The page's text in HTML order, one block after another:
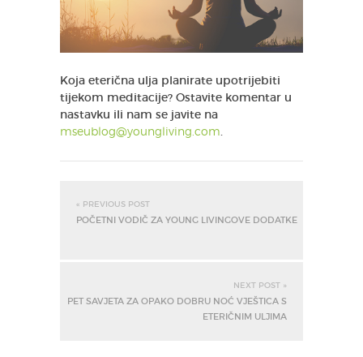
Koja eterična ulja planirate upotrijebiti
tijekom meditacije? Ostavite komentar u
nastavku ili nam se javite na
mseublog@youngliving.com.
« PREVIOUS POST
POČETNI VODIČ ZA YOUNG LIVINGOVE DODATKE
NEXT POST »
PET SAVJETA ZA OPAKO DOBRU NOĆ VJEŠTICA S
ETERIČNIM ULJIMA